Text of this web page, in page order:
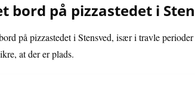
bord på pizzastedet i
på pizzastedet i Stensved, især i travle
at der er plads.